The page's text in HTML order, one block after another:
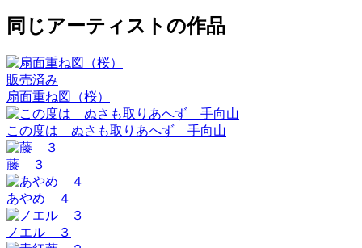
同じアーティストの作品
販売済み
扇面重ね図（桜）
この度は ぬさも取りあへず 手向山
藤 ３
あやめ ４
ノエル ３